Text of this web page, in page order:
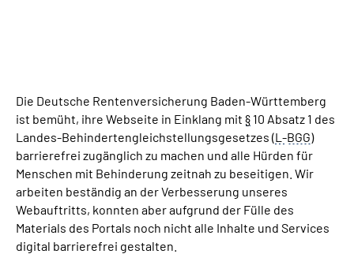
Presse
Über uns
Inhalte in Gebärdensprache (DGS)
Leichte Sprache
Die Deutsche Rentenversicherung Baden-Württemberg
ist bemüht, ihre Webseite in Einklang mit § 10 Absatz 1 des
Landes-Behindertengleichstellungsgesetzes (L-BGG)
barrierefrei zugänglich zu machen und alle Hürden für
Menschen mit Behinderung zeitnah zu beseitigen. Wir
arbeiten beständig an der Verbesserung unseres
Webauftritts, konnten aber aufgrund der Fülle des
Materials des Portals noch nicht alle Inhalte und Services
digital barrierefrei gestalten.